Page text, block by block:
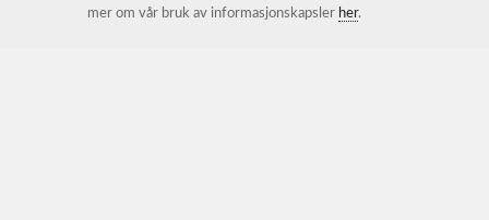
mer om vår bruk av informasjonskapsler her.